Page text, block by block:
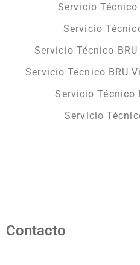
Servicio Técnico
Servicio
Servicio Técnico
Servicio Técnico BRU
Servicio Técnico
Servicio
Contacto